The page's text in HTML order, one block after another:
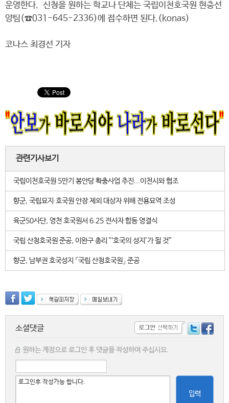
운영한다. 신청을 원하는 학교나 단체는 국립이천호국원 현충선
양팀(☎031-645-2336)에 접수하면 된다.(konas)
코나스 최경선 기자
관련기사보기
국립이천호국원 5만기 봉안당 확충사업 추진...이천시와 협조
향군, 국립묘지∙호국원 안장 제외 대상자 위해 전용묘역 조성
육군50사단, 영천 호국원서 6.25 전사자 합동 영결식
국립 산청호국원 준공, 이완구 총리 "‘호국의 성지’가 될 것”
향군, 남부권 호국성지 「국립 산청호국원」 준공
소셜댓글
원하는 계정으로 로그인 후 댓글을 작성하여 주십시요.
입력